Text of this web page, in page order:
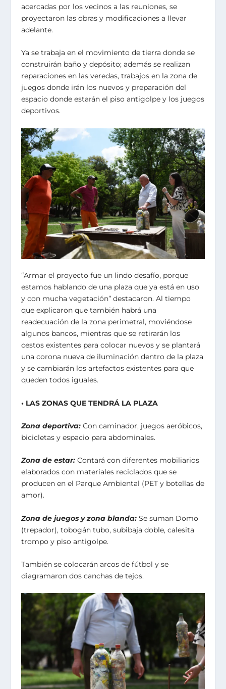
acercadas por los vecinos a las reuniones, se
proyectaron las obras y modificaciones a llevar
adelante.
Ya se trabaja en el movimiento de tierra donde se
construirán baño y depósito; además se realizan
reparaciones en las veredas, trabajos en la zona de
juegos donde irán los nuevos y preparación del
espacio donde estarán el piso antigolpe y los juegos
deportivos.
“Armar el proyecto fue un lindo desafío, porque
estamos hablando de una plaza que ya está en uso
y con mucha vegetación” destacaron. Al tiempo
que explicaron que también habrá una
readecuación de la zona perimetral, moviéndose
algunos bancos, mientras que se retirarán los
cestos existentes para colocar nuevos y se plantará
una corona nueva de iluminación dentro de la plaza
y se cambiarán los artefactos existentes para que
queden todos iguales.
• LAS ZONAS QUE TENDRÁ LA PLAZA
Zona deportiva: Con caminador, juegos aeróbicos,
bicicletas y espacio para abdominales.
Zona de estar: Contará con diferentes mobiliarios
elaborados con materiales reciclados que se
producen en el Parque Ambiental (PET y botellas de
amor).
Zona de juegos y zona blanda: Se suman Domo
(trepador), tobogán tubo, subibaja doble, calesita
trompo y piso antigolpe.
También se colocarán arcos de fútbol y se
diagramaron dos canchas de tejos.